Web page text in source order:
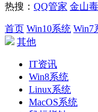
热搜： QQ管家 金山
首页 Win10系统 Win7
其他
IT资讯
Win8系统
Linux系统
MacOS系统